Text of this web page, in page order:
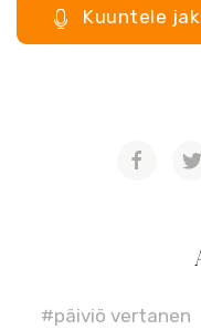
Kuuntele
#päiviö vertanen